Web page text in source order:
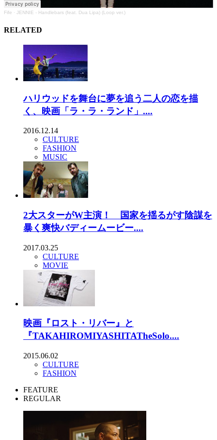
Fife · JENNIE - Handlebars (feat. Dua Lipa) (Loop ver.)
RELATED
ハリウッドを舞台に夢を追う二人の恋を描
く、映画「ラ・ラ・ランド」....
2016.12.14
CULTURE
FASHION
MUSIC
2大スターがW主演！ 国家を揺るがす陰謀を
暴く爽快バディームービー....
2017.03.25
CULTURE
MOVIE
映画『ロスト・リバー』と
『TAKAHIROMIYASHITATheSolo....
2015.06.02
CULTURE
FASHION
FEATURE
REGULAR